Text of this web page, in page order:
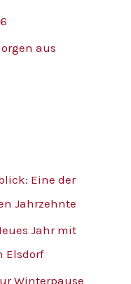
aus
Eine der
Jahrzehnte
Jahr mit
Elsdorf
Winterpause